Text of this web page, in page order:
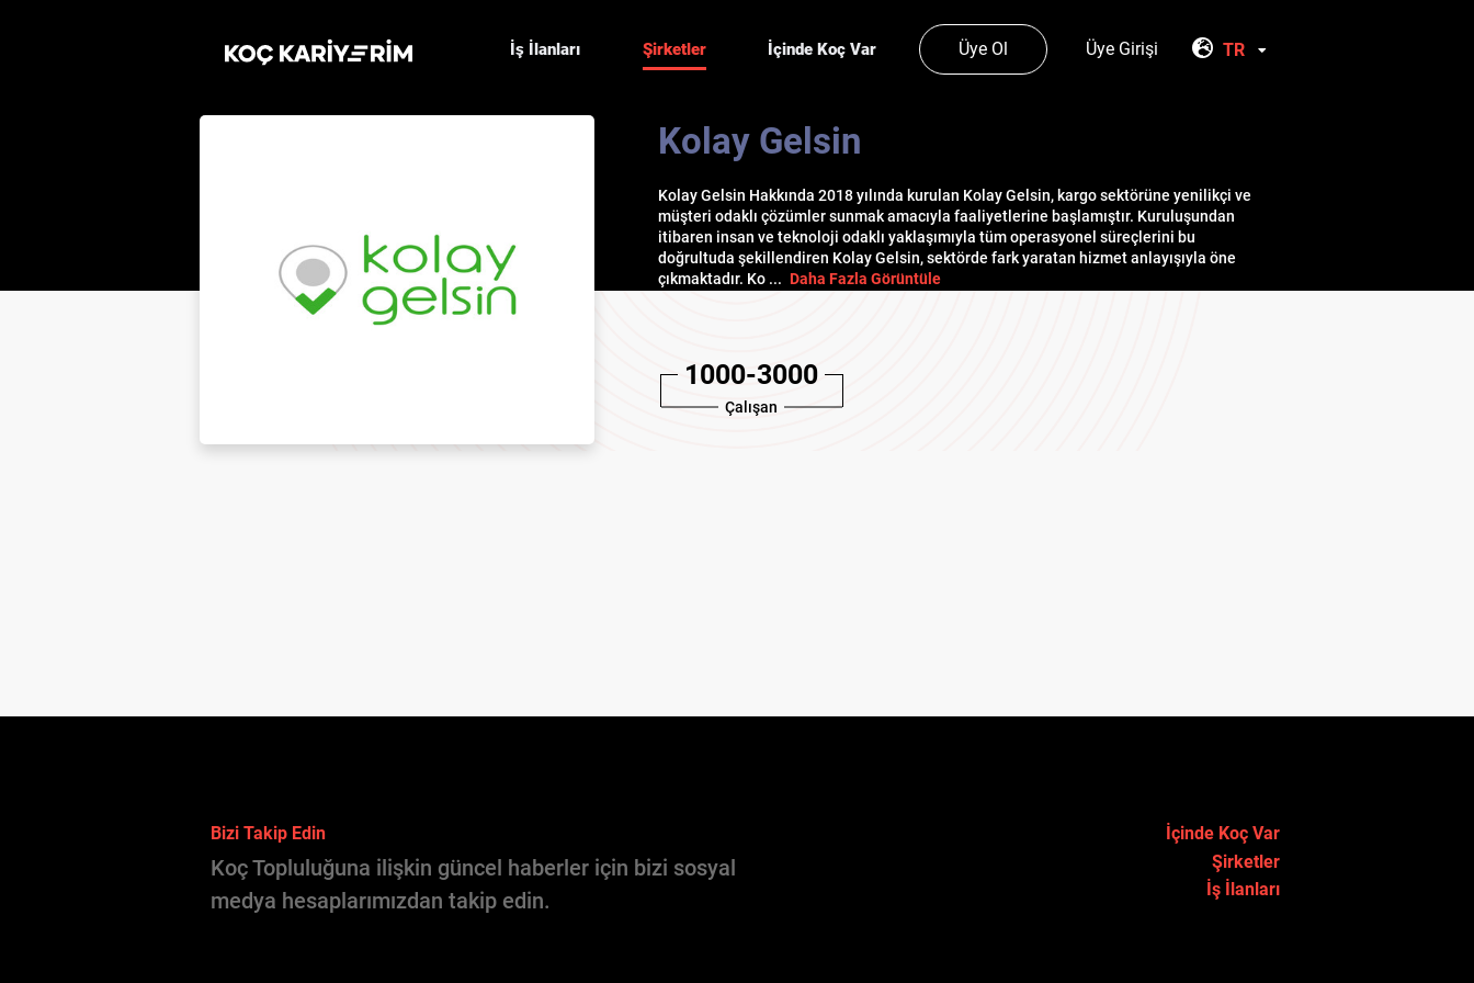
İş İlanları Şirketler İçinde Koç Var Üye Ol Üye Girişi TR
Kolay Gelsin
Kolay Gelsin Hakkında 2018 yılında kurulan Kolay Gelsin, kargo sektörüne yenilikçi ve
müşteri odaklı çözümler sunmak amacıyla faaliyetlerine başlamıştır. Kuruluşundan
itibaren insan ve teknoloji odaklı yaklaşımıyla tüm operasyonel süreçlerini bu
doğrultuda şekillendiren Kolay Gelsin, sektörde fark yaratan hizmet anlayışıyla öne
çıkmaktadır. Ko ... Daha Fazla Görüntüle
1000-3000
Çalışan
Bizi Takip Edin
Koç Topluluğuna ilişkin güncel haberler için bizi sosyal
medya hesaplarımızdan takip edin.
İçinde Koç Var
Şirketler
İş İlanları